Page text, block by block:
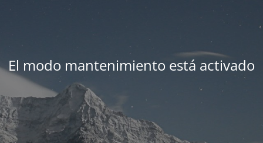
El modo mantenimiento está activado